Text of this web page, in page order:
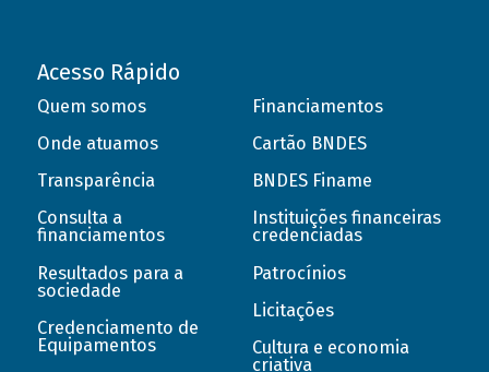
Acesso Rápido
Quem somos
Onde atuamos
Transparência
Consulta a
financiamentos
Resultados para a
sociedade
Credenciamento de
Equipamentos
Financiamentos
Cartão BNDES
BNDES Finame
Instituições financeiras
credenciadas
Patrocínios
Licitações
Cultura e economia
criativa